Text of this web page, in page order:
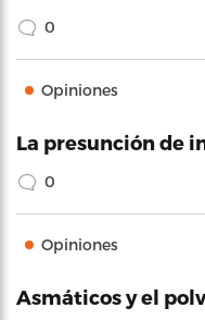
0
Opiniones
La presunción de
0
Opiniones
Asmáticos y el